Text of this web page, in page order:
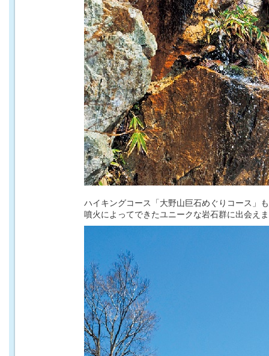
ハイキングコース「大野山巨石めぐりコース」
噴火によってできたユニークな岩石群に出会え